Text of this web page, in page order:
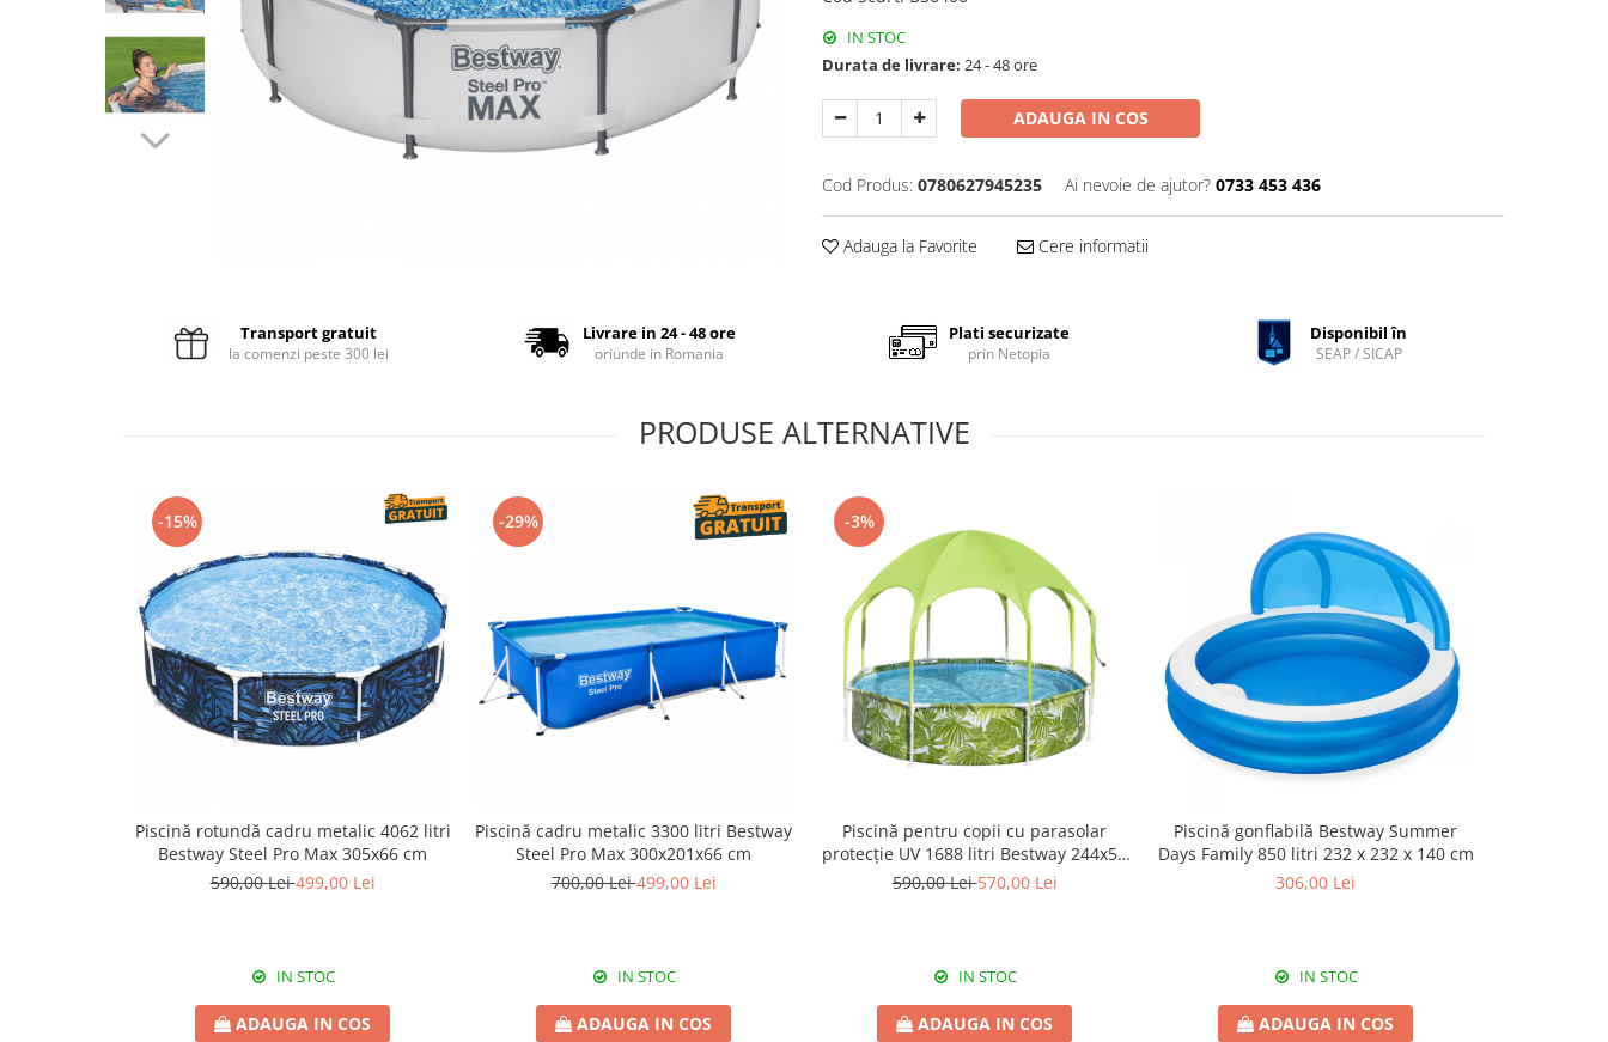
Pilote cu blăniță
IN STOC
Durata de livrare: 24 - 48 ore
ADAUGA IN COS
Cod Produs: 0780627945235 Ai nevoie de ajutor? 0733 453 436
Adauga la Favorite Cere informatii
Transport gratuit
la comenzi peste 300 lei
Livrare in 24 - 48 ore
oriunde in Romania
Plati securizate
prin Netopia
Disponibil în
SEAP / SICAP
PRODUSE ALTERNATIVE
-15%
Piscină rotundă cadru metalic 4062 litri
Bestway Steel Pro Max 305x66 cm
590,00 Lei499,00 Lei
IN STOC
ADAUGA IN COS
-29%
Piscină cadru metalic 3300 litri Bestway
Steel Pro Max 300x201x66 cm
700,00 Lei499,00 Lei
IN STOC
ADAUGA IN COS
-3%
Piscină pentru copii cu parasolar
protecție UV 1688 litri Bestway 244x51
cm
590,00 Lei570,00 Lei
IN STOC
ADAUGA IN COS
Piscină gonflabilă Bestway Summer
Days Family 850 litri 232 x 232 x 140 cm
306,00 Lei
IN STOC
ADAUGA IN COS